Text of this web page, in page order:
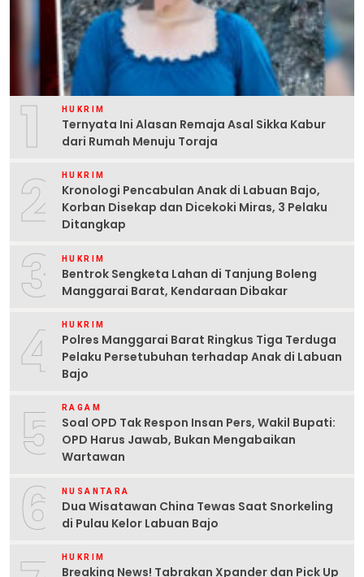
1 HUKRIM
Ternyata Ini Alasan Remaja Asal Sikka Kabur
dari Rumah Menuju Toraja
2 HUKRIM
Kronologi Pencabulan Anak di Labuan Bajo,
Korban Disekap dan Dicekoki Miras, 3 Pelaku
Ditangkap
3 HUKRIM
Bentrok Sengketa Lahan di Tanjung Boleng
Manggarai Barat, Kendaraan Dibakar
4 HUKRIM
Polres Manggarai Barat Ringkus Tiga Terduga
Pelaku Persetubuhan terhadap Anak di Labuan
Bajo
5 RAGAM
Soal OPD Tak Respon Insan Pers, Wakil Bupati:
OPD Harus Jawab, Bukan Mengabaikan
Wartawan
6 NUSANTARA
Dua Wisatawan China Tewas Saat Snorkeling
di Pulau Kelor Labuan Bajo
HUKRIM
Breaking News! Tabrakan Xpander dan Pick Up